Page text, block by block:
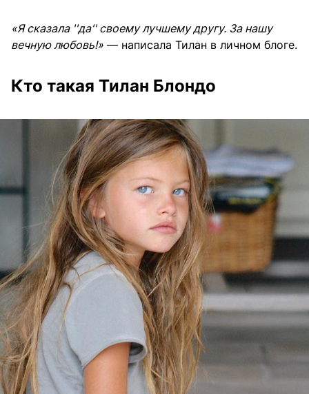
«Я сказала ''да'' своему лучшему другу. За нашу
вечную любовь!» — написала Тилан в личном блоге.
Кто такая Тилан Блондо